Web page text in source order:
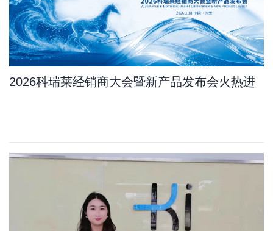
2026科瑞莱经销商大会暨新产品发布会火热进